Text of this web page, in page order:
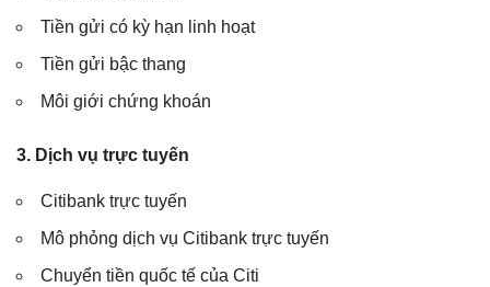
Tiền gửi có kỳ hạn linh hoạt
Tiền gửi bậc thang
Môi giới chứng khoán
3. Dịch vụ trực tuyến
Citibank trực tuyến
Mô phỏng dịch vụ Citibank trực tuyến
Chuyển tiền quốc tế của Citi